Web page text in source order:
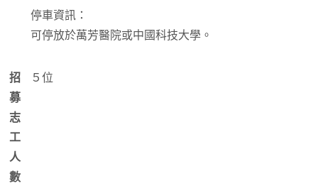
停車資訊：
可停放於萬芳醫院或中國科技大學。
招
募
志
工
人
數
５位